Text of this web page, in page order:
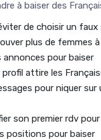
à baiser des
de choisir un faux
plus de femmes
annonces pour baiser
attire les
pour niquer sur
son premier rdv
positions pour baiser